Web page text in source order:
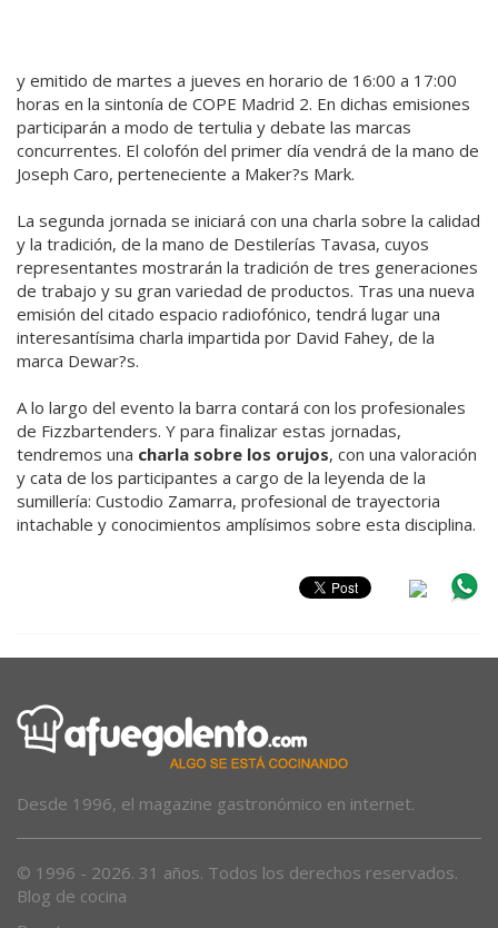
y emitido de martes a jueves en horario de 16:00 a 17:00
horas en la sintonía de COPE Madrid 2. En dichas emisiones
participarán a modo de tertulia y debate las marcas
concurrentes. El colofón del primer día vendrá de la mano de
Joseph Caro, perteneciente a Maker?s Mark.
La segunda jornada se iniciará con una charla sobre la calidad
y la tradición, de la mano de Destilerías Tavasa, cuyos
representantes mostrarán la tradición de tres generaciones
de trabajo y su gran variedad de productos. Tras una nueva
emisión del citado espacio radiofónico, tendrá lugar una
interesantísima charla impartida por David Fahey, de la
marca Dewar?s.
A lo largo del evento la barra contará con los profesionales
de Fizzbartenders. Y para finalizar estas jornadas,
tendremos una charla sobre los orujos, con una valoración
y cata de los participantes a cargo de la leyenda de la
sumillería: Custodio Zamarra, profesional de trayectoria
intachable y conocimientos amplísimos sobre esta disciplina.
Desde 1996, el magazine gastronómico en internet.
© 1996 - 2026. 31 años. Todos los derechos reservados.
Blog de cocina